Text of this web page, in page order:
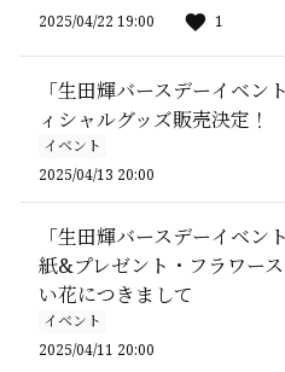
2025/04/22 19:00
1
「生田輝バースデーイベン
ィシャルグッズ販売決定！
イベント
2025/04/13 20:00
「生田輝バースデーイベン
紙&プレゼント・フラワー
い花につきまして
イベント
2025/04/11 20:00